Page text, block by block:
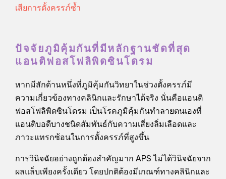
เสียการตั้งครรภ์ซ้ำ
ปัจจัยภูมิคุ้มกันที่มีหลักฐานชัดที่สุด
แอนติฟอสโฟลิพิดซินโดรม
หากมีสักด้านหนึ่งที่ภูมิคุ้มกันวิทยาในช่วงตั้งครรภ์มี
ความเกี่ยวข้องทางคลินิกและรักษาได้จริง นั่นคือแอนติ
ฟอสโฟลิพิดซินโดรม เป็นโรคภูมิคุ้มกันทำลายตนเองที่
แอนติบอดีบางชนิดสัมพันธ์กับความเสี่ยงลิ่มเลือดและ
ภาวะแทรกซ้อนในการตั้งครรภ์ที่สูงขึ้น
การวินิจฉัยอย่างถูกต้องสำคัญมาก APS ไม่ได้วินิจฉัยจาก
ผลแล็บเพียงครั้งเดียว โดยปกติต้องมีเกณฑ์ทางคลินิกและ